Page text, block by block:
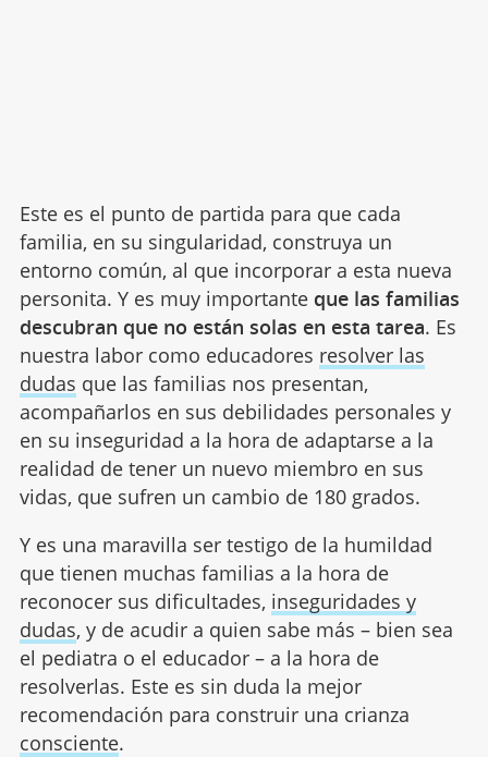
Este es el punto de partida para que cada
familia, en su singularidad, construya un
entorno común, al que incorporar a esta nueva
personita. Y es muy importante que las familias
descubran que no están solas en esta tarea. Es
nuestra labor como educadores resolver las
dudas que las familias nos presentan,
acompañarlos en sus debilidades personales y
en su inseguridad a la hora de adaptarse a la
realidad de tener un nuevo miembro en sus
vidas, que sufren un cambio de 180 grados.
Y es una maravilla ser testigo de la humildad
que tienen muchas familias a la hora de
reconocer sus dificultades, inseguridades y
dudas, y de acudir a quien sabe más – bien sea
el pediatra o el educador – a la hora de
resolverlas. Este es sin duda la mejor
recomendación para construir una crianza
consciente.